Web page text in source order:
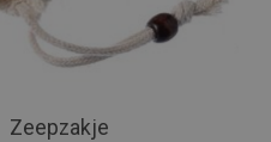
Zeepzakje